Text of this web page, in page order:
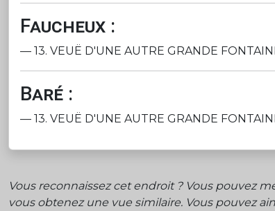
Faucheux :
— 13. VEUË D'UNE AUTRE GRANDE
Baré :
— 13. VEUË D'UNE AUTRE GRANDE
Vous reconnaissez cet endroit ? Vous pouvez
vous obtenez une vue similaire. Vous pouvez